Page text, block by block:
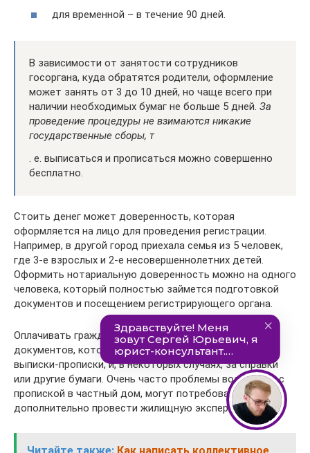
для временной – в течение 90 дней.
В зависимости от занятости сотрудников
госоргана, куда обратятся родители, оформление
может занять от 3 до 10 дней, но чаще всего при
наличии необходимых бумаг не больше 5 дней. За
проведение процедуры не взимаются никакие
государственные сборы, т
. е. выписаться и прописаться можно совершенно
бесплатно.
Стоить денег может доверенность, которая
оформляется на лицо для проведения регистрации.
Например, в другой город приехала семья из 5 человек,
где 3-е взрослых и 2-е несовершеннолетних детей.
Оформить нотариальную доверенность можно на одного
человека, который полностью займется подготовкой
документов и посещением регистрирующего органа.
Оплачивать гражданам также приходится за копии
документов, которые придется приготовить для
выписки-прописки, и, в некоторых случаях, за справки
или другие бумаги. Очень часто проблемы возникают с
пропиской в частный дом, могут потребовать
дополнительно провести жилищную экспертизу, др.